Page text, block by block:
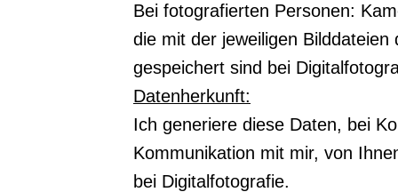
Bei fotografierten Personen:
die mit der jeweiligen
gespeichert sind bei
Datenherkunft:
Ich generiere diese Daten, bei
Kommunikation mit mir, von
bei Digitalfotografie.